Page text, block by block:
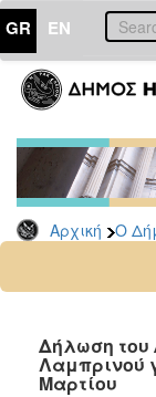
GR EN
Αρχική Ο
ΔΗΜΟΣ
Δελτία
Τύπου
Αρχείο
2026
2024
2022
Δήλωση του
Λαμπρινού
Μαρτίου